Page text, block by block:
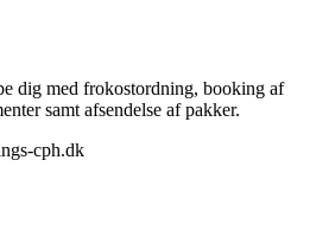
dig med frokostordning, booking af
samt afsendelse af pakker.
cph.dk